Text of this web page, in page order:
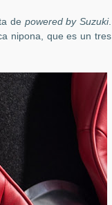
de powered by Suzuki.
nipona, que es un tres